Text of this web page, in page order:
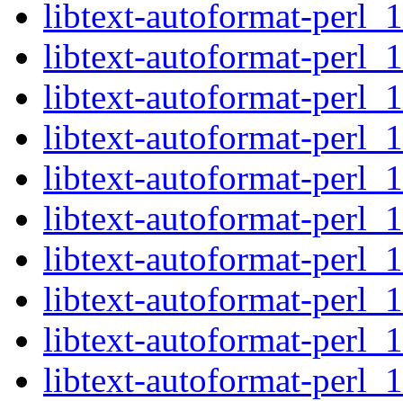
libtext-autoformat-
libtext-autoformat-
libtext-autoformat-
libtext-autoformat-
libtext-autoformat-
libtext-autoformat-
libtext-autoformat-
libtext-autoformat-
libtext-autoformat-
libtext-autoformat-